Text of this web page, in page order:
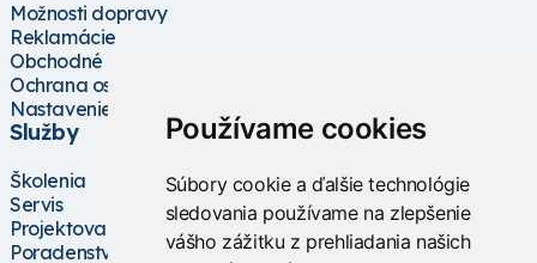
Používame cookies
Súbory cookie a ďalšie technológie
sledovania používame na zlepšenie
vášho zážitku z prehliadania našich
Možnosti dopravy
Reklamácie
Obchodné podmienky
Ochrana osobných údajov
Nastavenie cookies
Služby
Školenia
Servis
Projektovanie
Poradenstvo